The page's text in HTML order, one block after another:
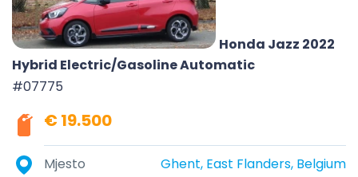
Honda Jazz 2022
Hybrid Electric/Gasoline Automatic
#07775
€ 19.500
Mjesto Ghent, East Flanders, Belgium